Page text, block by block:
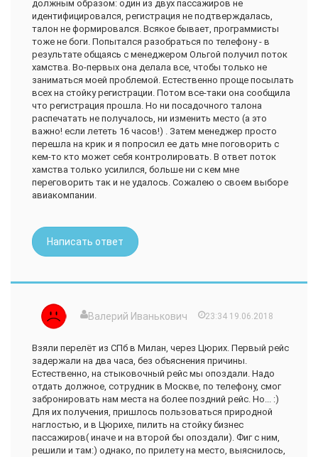
высокий, и всегда упирается коленями - а тут не так,
наоборот очень удобно, "вмещается".
Очень нравится эта авиакомпания, советуем всем друзьям,
так как цена полностью соответствует качеству.
должным образом: один из двух пассажиров не
идентифицировался, регистрация не подтверждалась,
талон не формировался. Всякое бывает, программисты
тоже не боги. Попытался разобраться по телефону - в
результате общаясь с менеджером Ольгой получил поток
хамства. Во-первых она делала все, чтобы только не
заниматься моей проблемой. Естественно проще посылать
всех на стойку регистрации. Потом все-таки она сообщила
что регистрация прошла. Но ни посадочного талона
распечатать не получалось, ни изменить место (а это
важно! если лететь 16 часов!) . Затем менеджер просто
перешла на крик и я попросил ее дать мне поговорить с
кем-то кто может себя контролировать. В ответ поток
хамства только усилился, больше ни с кем мне
переговорить так и не удалось. Сожалею о своем выборе
авиакомпании.
Написать ответ
Валерий Иванькович 23:34 19.06.2018
Взяли перелёт из СПб в Милан, через Цюрих. Первый рейс
задержали на два часа, без объяснения причины.
Естественно, на стыковочный рейс мы опоздали. Надо
отдать должное, сотрудник в Москве, по телефону, смог
забронировать нам места на более поздний рейс. Но... :)
Для их получения, пришлось пользоваться природной
наглостью, и в Цюрихе, пилить на стойку бизнес
пассажиров( иначе и на второй бы опоздали). Фиг с ним,
решили и там:) однако, по прилету на место, выяснилось,